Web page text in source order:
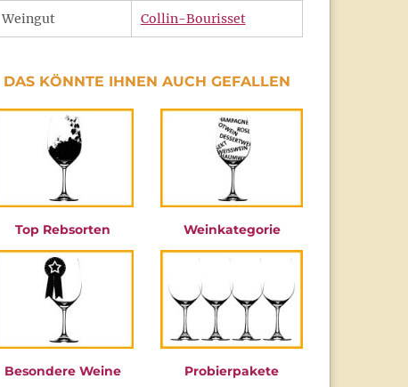
Weingut Collin-Bourisset
DAS KÖNNTE IHNEN AUCH GEFALLEN
Top Rebsorten Weinkategorie
Besondere Weine Probierpakete